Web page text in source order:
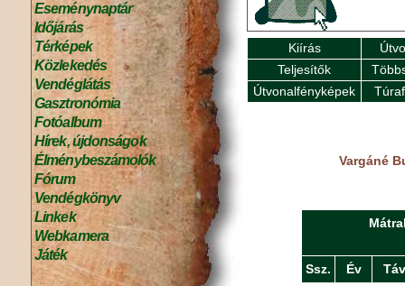
Eseménynaptár
Időjárás
Térképek
Közlekedés
Vendéglátás
Gasztronómia
Fotóalbum
Hírek, újdonságok
Élménybeszámolók
Fórum
Vendégkönyv
Linkek
Webkamera
Játék
Kiírás
Teljesítők
Útvonalfényképek
Vargáné
Ssz. Év Táv